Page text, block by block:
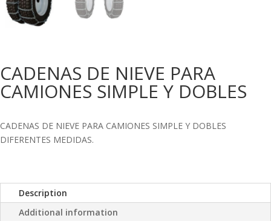
CADENAS DE NIEVE PARA
CAMIONES SIMPLE Y DOBLES
CADENAS DE NIEVE PARA CAMIONES SIMPLE Y DOBLES
DIFERENTES MEDIDAS.
Description
Additional information